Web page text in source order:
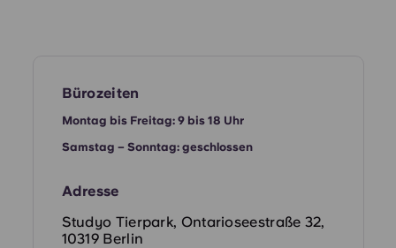
Bürozeiten
Montag bis Freitag: 9 bis 18 Uhr
Samstag – Sonntag: geschlossen
Adresse
Studyo Tierpark, Ontarioseestraße 32,
10319 Berlin